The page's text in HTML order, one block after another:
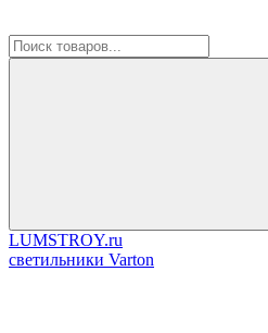
LUMSTROY.ru
cветильники Varton